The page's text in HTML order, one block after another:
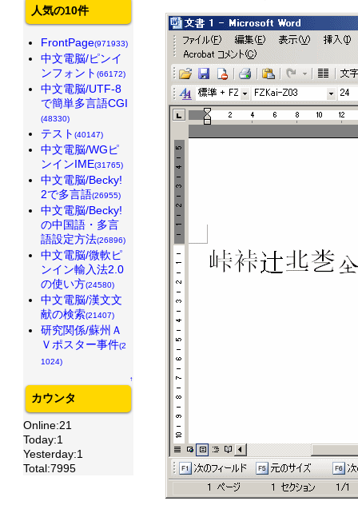
人気の10件
FrontPage(971933)
中文電脳/ピンイ
ンフォント (66172)
中文電脳/UTF-8
で簡単多言語CGI
(48330)
テスト (40147)
中文電脳/WGピ
ンインIME(31765)
中文電脳/Becky!
2で多言語(26955)
中文電脳/Becky!
の中国語・多言
語設定方法(26896)
中文電脳/微軟ピ
ンイン輸入法2.0
の使い方(24580)
中文電脳/漢文文
献の検索(21407)
研究関係/蘇州Ａ
Ｖポスター事件(2
1024)
↑
カウンタ
Online:21
Today:1
Yesterday:1
Total:7995